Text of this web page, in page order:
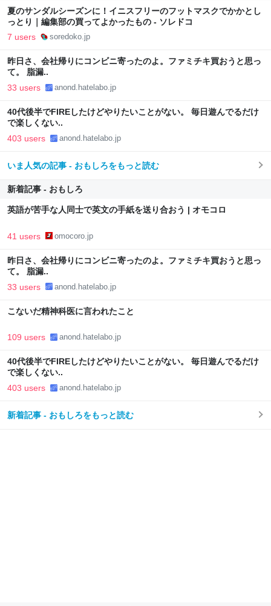
夏のサンダルシーズンに！イニスフリーのフットマスクでかかとし
っとり｜編集部の買ってよかったもの - ソレドコ
7 users soredoko.jp
昨日さ、会社帰りにコンビニ寄ったのよ。ファミチキ買おうと思っ
て。 脂漏..
33 users anond.hatelabo.jp
40代後半でFIREしたけどやりたいことがない。 毎日遊んでるだけ
で楽しくない..
403 users anond.hatelabo.jp
いま人気の記事 - おもしろをもっと読む
新着記事 - おもしろ
英語が苦手な人同士で英文の手紙を送り合おう | オモコロ
41 users omocoro.jp
昨日さ、会社帰りにコンビニ寄ったのよ。ファミチキ買おうと思っ
て。 脂漏..
33 users anond.hatelabo.jp
こないだ精神科医に言われたこと
109 users anond.hatelabo.jp
40代後半でFIREしたけどやりたいことがない。 毎日遊んでるだけ
で楽しくない..
403 users anond.hatelabo.jp
新着記事 - おもしろをもっと読む